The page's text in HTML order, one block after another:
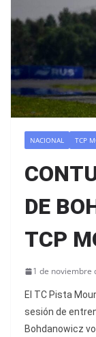
NACIONAL TCP
DE
TCP
1 de noviembre
El TC Pista
sesión de
Bohdanowicz